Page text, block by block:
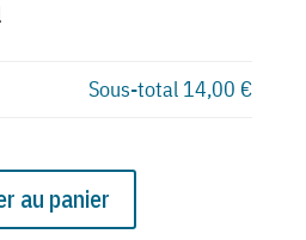
Sous-total 14,00 €
au panier